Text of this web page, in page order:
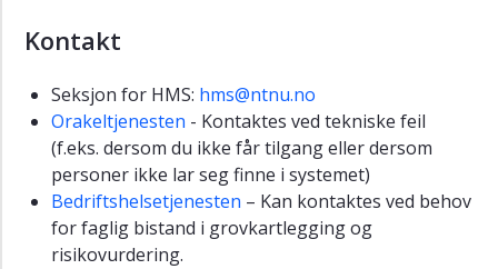
Kontakt
Seksjon for HMS: hms@ntnu.no
Orakeltjenesten - Kontaktes ved tekniske feil
(f.eks. dersom du ikke får tilgang eller dersom
personer ikke lar seg finne i systemet)
Bedriftshelsetjenesten – Kan kontaktes ved behov
for faglig bistand i grovkartlegging og
risikovurdering.